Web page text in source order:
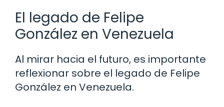
El legado de Felipe
González en Venezuela
Al mirar hacia el futuro, es importante
reflexionar sobre el legado de Felipe
González en Venezuela.